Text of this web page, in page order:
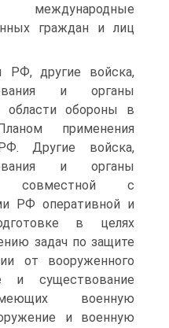
граждан и лиц
РФ, другие войска,
и органы
области обороны в
применения
Другие войска,
и органы
совместной с
РФ оперативной и
в целях
задач по защите
от вооруженного
и существование
военную
и военную